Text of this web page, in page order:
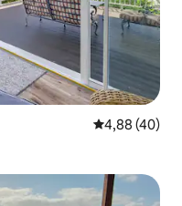
Évaluation
4,88 (40)